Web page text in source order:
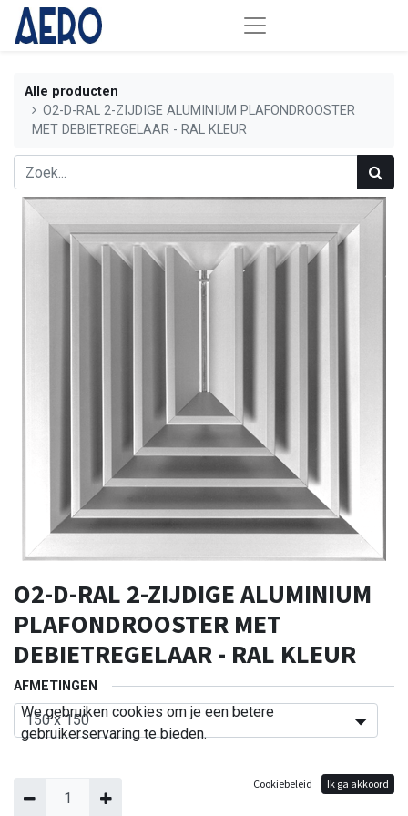
Alle producten
O2-D-RAL 2-ZIJDIGE ALUMINIUM PLAFONDROOSTER
MET DEBIETREGELAAR - RAL KLEUR
O2-D-RAL 2-ZIJDIGE ALUMINIUM
PLAFONDROOSTER MET
DEBIETREGELAAR - RAL KLEUR
AFMETINGEN
We gebruiken cookies om je een betere
gebruikerservaring te bieden.
Cookiebeleid Ik ga akkoord